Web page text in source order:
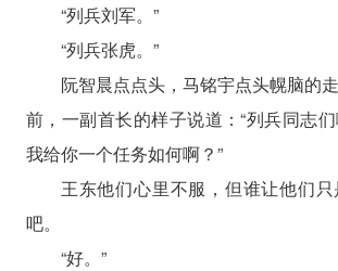
“列兵刘军。”
“列兵张虎。”
阮智晨点点头，马铭宇点头幌脑的
前，一副首长的样子说道：“列兵同志
我给你一个任务如何啊？”
王东他们心里不服，但谁让他们
吧。
“好。”